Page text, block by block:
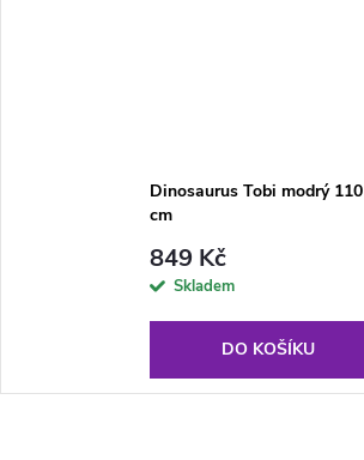
Dinosaurus Tobi modrý 110
cm
849 Kč
Skladem
DO KOŠÍKU